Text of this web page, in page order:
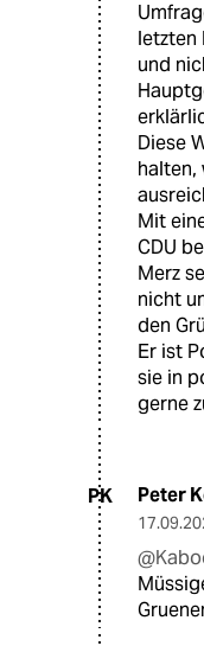
letzten
und
Diese
halten,
Mit
CDU
Merz
nicht
den
Er ist
sie in
gerne
PK Peter